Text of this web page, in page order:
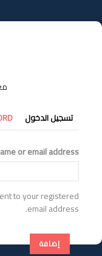
إلى
المحتوى
التبويبات
الأساسية
تسجيل الدخول
or email address
to your registered
email address.